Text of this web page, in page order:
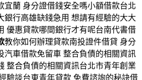
宜蘭 身分證借錢安全嗎小額借款台北
銀行高雄缺錢急用 想請有經驗的大大
優惠貸款哪間銀行才有呢台南代書借
教你如何辦理貸款南投證件借貸 身分
汽車借款免留車 整合負債的相關資訊
整合負債的相關資訊台北市青年創業
驗談台東青年貸款 免費諮詢的秘訣借